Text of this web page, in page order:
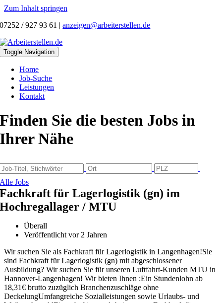
Zum Inhalt springen
07252 / 927 93 61 |anzeigen@arbeiterstellen.de
Toggle Navigation
Home
Job-Suche
Leistungen
Kontakt
Finden Sie die besten Jobs in
Ihrer Nähe
Alle Jobs
Fachkraft für Lagerlogistik (gn) im
Hochregallager / MTU
Überall
Veröffentlicht vor 2 Jahren
Wir suchen Sie als Fachkraft für Lagerlogistik in Langenhagen!Sie
sind Fachkraft für Lagerlogistik (gn) mit abgeschlossener
Ausbildung? Wir suchen Sie für unseren Luftfahrt-Kunden MTU in
Hannover-Langenhagen! Wir bieten Ihnen :Ein Stundenlohn ab
18,31€ brutto zuzüglich Branchenzuschläge ohne
DeckelungUmfangreiche Sozialleistungen sowie Urlaubs- und